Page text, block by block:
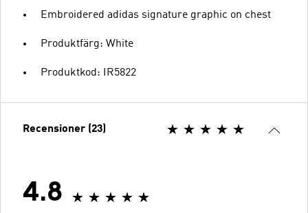
Embroidered adidas signature graphic on chest
Produktfärg: White
Produktkod: IR5822
Recensioner (23)
4.8